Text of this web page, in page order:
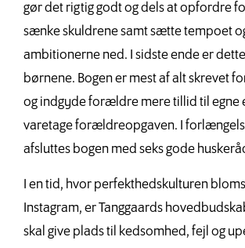
gør det rigtig godt og dels at opfordre
sænke skuldrene samt sætte tempoet
ambitionerne ned. I sidste ende er
børnene. Bogen er mest af alt skrevet
og indgyde forældre mere tillid til egne
varetage forældreopgaven. I
afsluttes bogen med seks gode
I en tid, hvor perfekthedskulturen
Instagram, er Tanggaards
skal give plads til kedsomhed, fejl og